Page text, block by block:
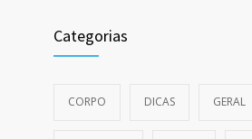
Categorias
CORPO DICAS GERAL